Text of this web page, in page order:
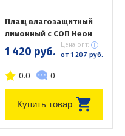
Плащ влагозащитный
лимонный с СОП Неон
1 420 руб. Цена опт:
от 1 207 руб.
0.0 0
Купить товар